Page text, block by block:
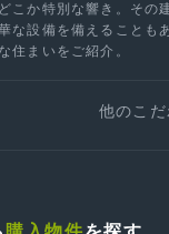
どこか特別な響き。その
な設備を備えることも
な住まいをご紹介。
他のこ